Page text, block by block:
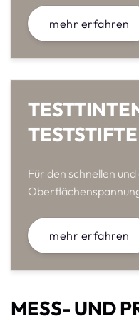
mehr erfahren
TESTSTIFTE
Für den schnellen
mehr erfahren
MESS- UND